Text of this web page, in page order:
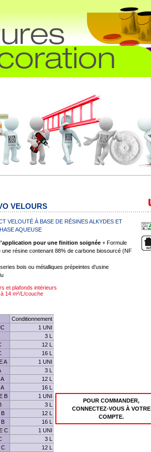
VELOURS
VELOUTÉ À BASE DE RÉSINES ALKYDES ET
AQUEUSE
pour une finition soignée + Formule
résine contenant 88% de carbone biosourcé (NF
bois ou métalliques prépeintes d'usine
et plafonds intérieurs
14 m²/L/couche
Conditionnement
1 UNI
POUR COMMANDER,
CONNECTEZ-VOUS À VOTRE
COMPTE.
3 L
12 L
16 L
A
1 UNI
3 L
12 L
16 L
B
1 UNI
3 L
B
12 L
B
16 L
C
1 UNI
3 L
C 12 L